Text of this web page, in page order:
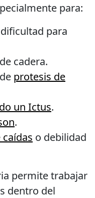
para:
para
cadera.
protesis de
un Ictus.
.
o debilidad
permite trabajar
dentro del